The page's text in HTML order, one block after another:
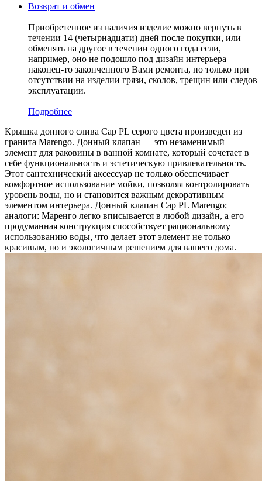
Возврат и обмен
Приобретенное из наличия изделие можно вернуть в
течении 14 (четырнадцати) дней после покупки, или
обменять на другое в течении одного года если,
например, оно не подошло под дизайн интерьера
наконец-то законченного Вами ремонта, но только при
отсутствии на изделии грязи, сколов, трещин или следов
эксплуатации.
Подробнее
Крышка донного слива Cap PL серого цвета произведен из
гранита Marengo. Донный клапан — это незаменимый
элемент для раковины в ванной комнате, который сочетает в
себе функциональность и эстетическую привлекательность.
Этот сантехнический аксессуар не только обеспечивает
комфортное использование мойки, позволяя контролировать
уровень воды, но и становится важным декоративным
элементом интерьера. Донный клапан Cap PL Marengo;
аналоги: Маренго легко вписывается в любой дизайн, а его
продуманная конструкция способствует рациональному
использованию воды, что делает этот элемент не только
красивым, но и экологичным решением для вашего дома.